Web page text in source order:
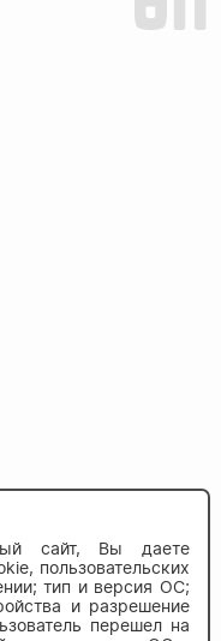
сайт, Вы даете
пользовательских
тип и версия ОС;
и разрешение
перешел на